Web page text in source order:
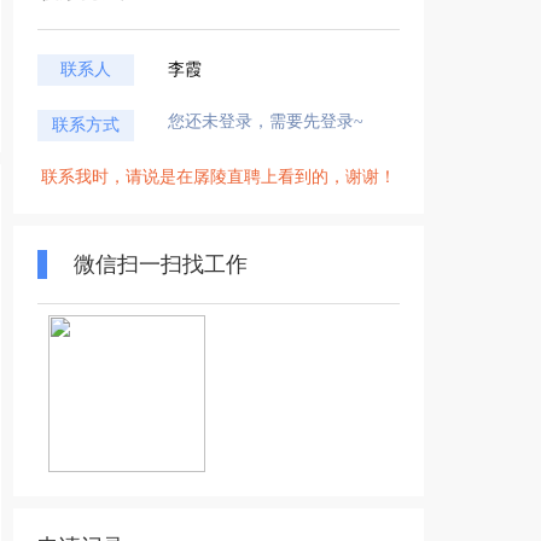
联系人 李霞
联系方式 您还未登录，需要先登录~
联系我时，请说是在孱陵直聘上看到的，谢谢！
微信扫一扫找工作